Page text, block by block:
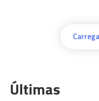
Últimas